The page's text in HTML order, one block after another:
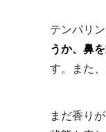
テンパリ
うか、鼻
す。また、
まだ香り